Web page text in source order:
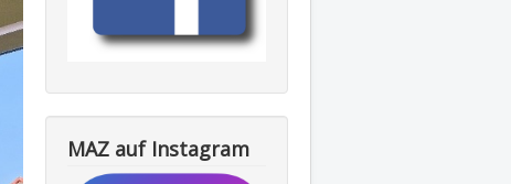
MAZ auf Instagram